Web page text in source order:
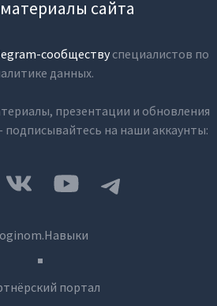
сайта
сообществуспециалистов по
данных.
презентации и обновления
на наши аккаунты:
портал